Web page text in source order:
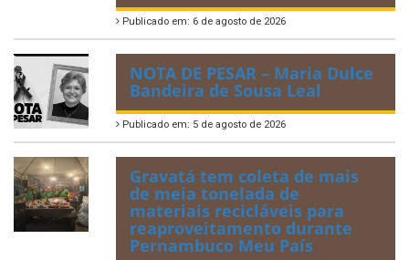
Publicado em: 6 de agosto de 2026
NOTA DE PESAR – Maria Dulce
Bandeira de Sousa Leal
Publicado em: 5 de agosto de 2026
Gravatá tem coleta de mais
de meia tonelada de
materiais recicláveis para
reaproveitamento durante
Pernambuco Meu País